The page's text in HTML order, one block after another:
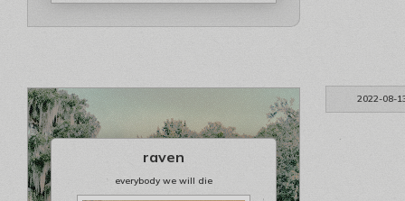
2022-08-
raven
everybody we will die